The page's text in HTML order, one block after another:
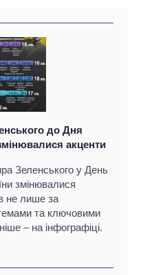
до Дня
акценти
Зеленського у День
змінювалися
не лише за
та ключовими
– на інфографіці.